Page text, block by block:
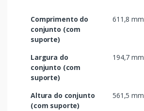
Comprimento do
conjunto (com
suporte)
611,8 mm
Largura do
conjunto (com
suporte)
194,7 mm
Altura do conjunto
(com suporte)
561,5 mm